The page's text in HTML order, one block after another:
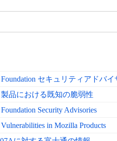
セキュリティアドバイ
品における既知の脆弱性
Security Advisories
in Mozilla Products